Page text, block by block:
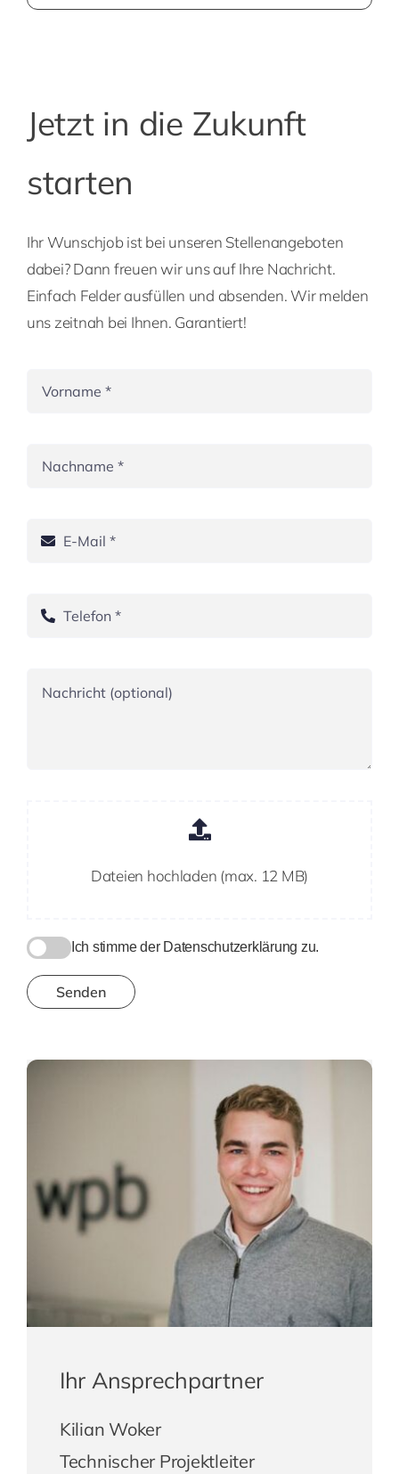
Jetzt in die Zukunft
starten
Ihr Wunschjob ist bei unseren Stellenangeboten
dabei? Dann freuen wir uns auf Ihre Nachricht.
Einfach Felder ausfüllen und absenden. Wir melden
uns zeitnah bei Ihnen. Garantiert!
Dateien hochladen (max. 12 MB)
Ich stimme der Datenschutzerklärung zu.
Senden
Ihr Ansprechpartner
Kilian Woker
Technischer Projektleiter